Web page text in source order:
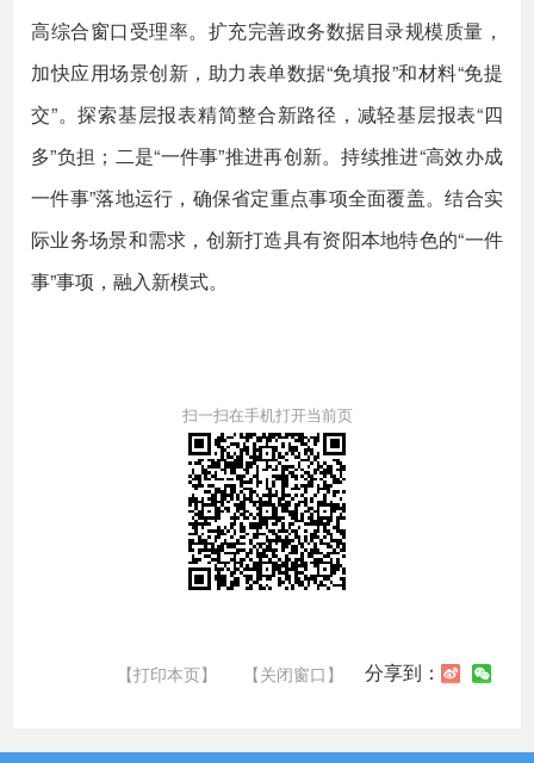
高综合窗口受理率。扩充完善政务数据目录规模质量，
加快应用场景创新，助力表单数据“免填报”和材料“免提
交”。探索基层报表精简整合新路径，减轻基层报表“四
多”负担；二是“一件事”推进再创新。持续推进“高效办成
一件事”落地运行，确保省定重点事项全面覆盖。结合实
际业务场景和需求，创新打造具有资阳本地特色的“一件
事”事项，融入新模式。
扫一扫在手机打开当前页
【打印本页】 【关闭窗口】 分享到：